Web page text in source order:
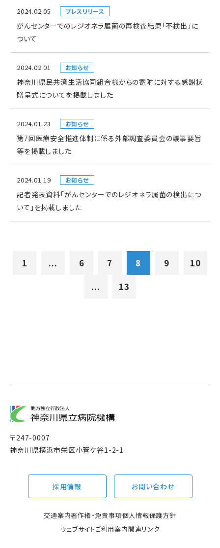
2024.02.05 プレスリリース
がんセンターでのレジオネラ属菌の再検査結果「不検出」に
ついて
2024.02.01 お知らせ
神奈川県民共済生活協同組合様からの寄附に対する感謝状
贈呈式についてを掲載しました
2024.01.23 お知らせ
第7回医療安全推進体制に係る外部調査委員会の議事要旨
等を掲載しました
2024.01.19 お知らせ
記者発表資料「がんセンターでのレジオネラ属菌の検出につ
いて」を掲載しました
1 ... 6 7 8 9
10
...
13
〒247-0007
神奈川県横浜市栄区小菅ケ谷1-2-1
採用情報 お問い合わせ
交通案内著作権・免責事項個人情報保護方針
ウェブサイトご利用案内関連リンク